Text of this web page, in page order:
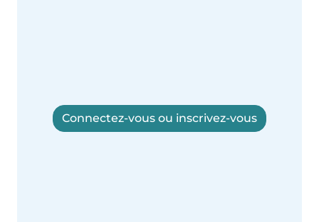
Connectez-vous ou inscrivez-vous